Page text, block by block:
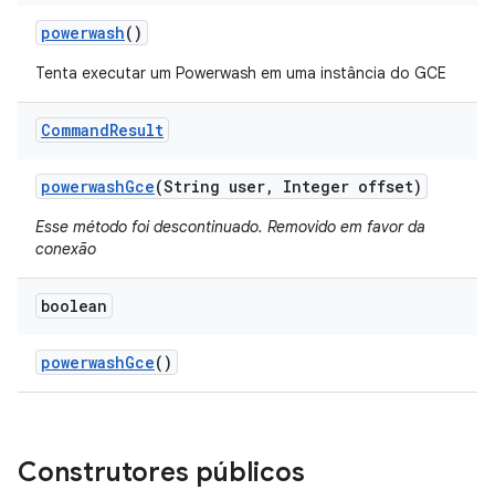
powerwash()
Tenta executar um Powerwash em uma instância do GCE
CommandResult
powerwashGce(String user, Integer offset)
Esse método foi descontinuado. Removido em favor da
conexão
boolean
powerwashGce()
Construtores públicos